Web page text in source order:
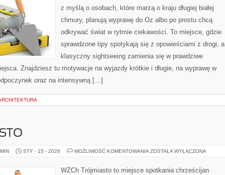
z myślą o osobach, które marzą o kraju długiej białej
chmury, planują wyprawę do Oz albo po prostu chcą
odkrywać świat w rytmie ciekawości. To miejsce, gdzie
sprawdzone tipy spotykają się z opowieściami z drogi, a
klasyczny sightseeing zamienia się w prawdziwe
Znajdziesz tu motywacje na wyjazdy krótkie i długie, na wyprawę w
oraz na intensywną […]
STY - 15 - 2026 MOŻLIWOŚĆ KOMENTOWANIA TRÓJMIASTO
ZOSTAŁA WYŁĄCZONA
WŻCh Trójmiasto to miejsce spotkania chrześcijan